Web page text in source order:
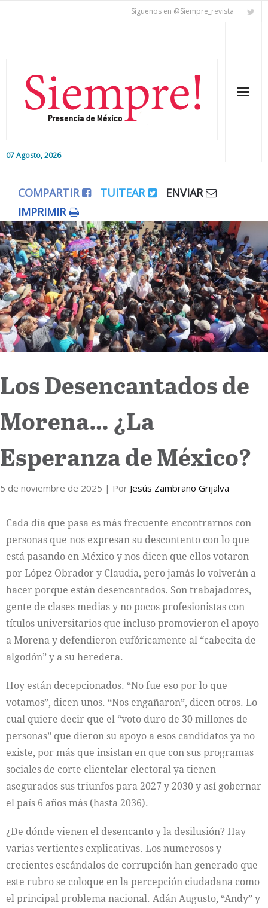
Síguenos en @Siempre_revista
07 Agosto, 2026
Editorial
Nacional
Colaboradores
Internacional
Cultura
COMPARTIR TUITEAR
ENVIAR
IMPRIMIR
Los Desencantados de
Morena… ¿La
Esperanza de México?
5 de noviembre de 2025 | Por Jesús Zambrano Grijalva
Cada día que pasa es más frecuente encontrarnos con
personas que nos expresan su descontento con lo que
está pasando en México y nos dicen que ellos votaron
por López Obrador y Claudia, pero jamás lo volverán a
hacer porque están desencantados. Son trabajadores,
gente de clases medias y no pocos profesionistas con
títulos universitarios que incluso promovieron el apoyo
a Morena y defendieron eufóricamente al “cabecita de
algodón” y a su heredera.
Hoy están decepcionados. “No fue eso por lo que
votamos”, dicen unos. “Nos engañaron”, dicen otros. Lo
cual quiere decir que el “voto duro de 30 millones de
personas” que dieron su apoyo a esos candidatos ya no
existe, por más que insistan en que con sus programas
sociales de corte clientelar electoral ya tienen
asegurados sus triunfos para 2027 y 2030 y así gobernar
el país 6 años más (hasta 2036).
¿De dónde vienen el desencanto y la desilusión? Hay
varias vertientes explicativas. Los numerosos y
crecientes escándalos de corrupción han generado que
este rubro se coloque en la percepción ciudadana como
el principal problema nacional. Adán Augusto, “Andy” y